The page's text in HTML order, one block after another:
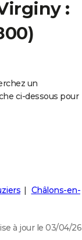
:
un
ci-dessous pour
Châlons-en-
à jour le 03/04/26